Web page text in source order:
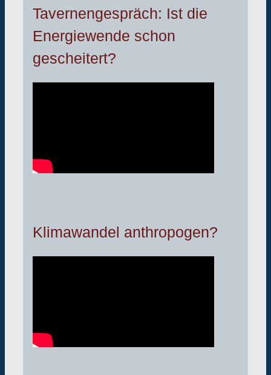
Tavernengespräch: Ist die
Energiewende schon
gescheitert?
Klimawandel anthropogen?